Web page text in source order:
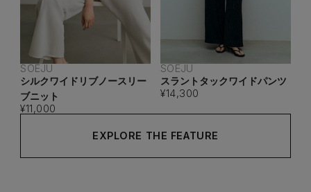
SOEJU
シルクワイドリブノースリー
ブニット
¥11,000
SOEJU
スラントタックワイドパンツ
¥14,300
EXPLORE THE FEATURE